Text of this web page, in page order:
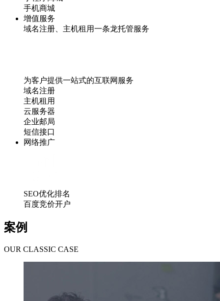
手机商城
增值服务
域名注册、主机租用一条龙托管服务
为客户提供一站式的互联网服务
域名注册
主机租用
云服务器
企业邮局
短信接口
网络推广
SEO优化排名
百度竞价开户
案例
OUR CLASSIC CASE